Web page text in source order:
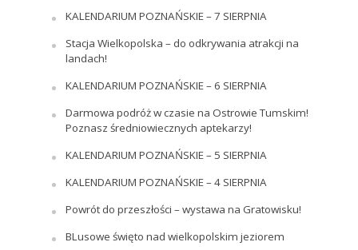
KALENDARIUM POZNAŃSKIE – 7 SIERPNIA
Stacja Wielkopolska – do odkrywania atrakcji na
landach!
KALENDARIUM POZNAŃSKIE – 6 SIERPNIA
Darmowa podróż w czasie na Ostrowie Tumskim!
Poznasz średniowiecznych aptekarzy!
KALENDARIUM POZNAŃSKIE – 5 SIERPNIA
KALENDARIUM POZNAŃSKIE – 4 SIERPNIA
Powrót do przeszłości – wystawa na Gratowisku!
BLusowe święto nad wielkopolskim jeziorem